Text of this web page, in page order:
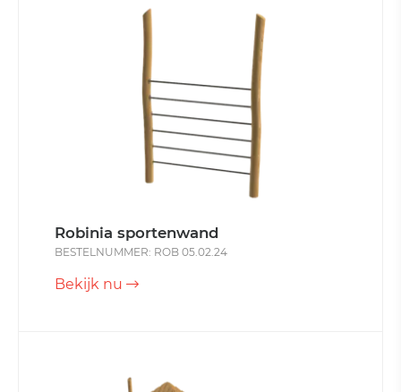
Robinia sportenwand
BESTELNUMMER: ROB 05.02.24
Bekijk nu